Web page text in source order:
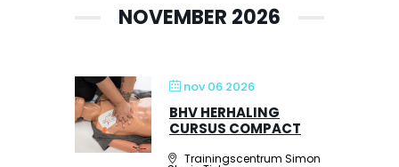
NOVEMBER 2026
nov 06 2026
BHV HERHALING
CURSUS COMPACT
Trainingscentrum Simon